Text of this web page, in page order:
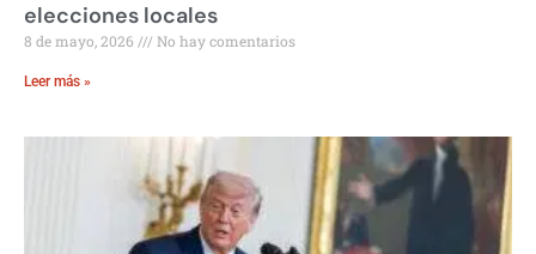
elecciones locales
8 de mayo, 2026 No hay comentarios
Leer más »